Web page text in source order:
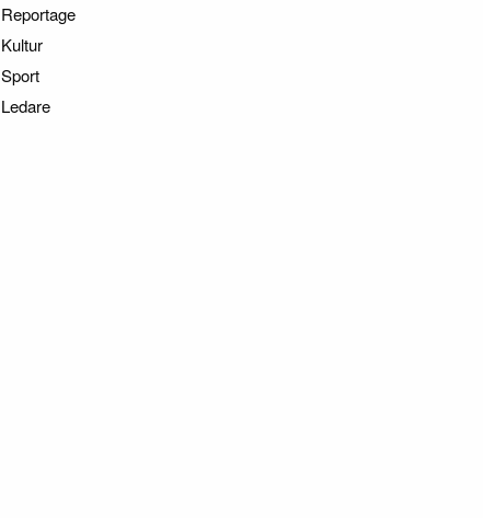
Reportage
Kultur
Sport
Ledare